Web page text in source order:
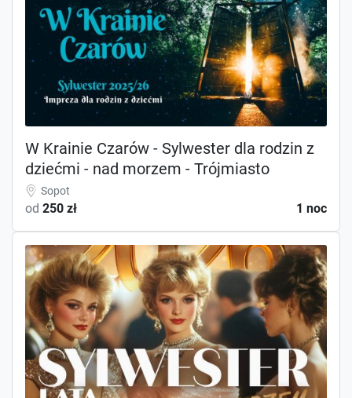
W Krainie Czarów - Sylwester dla rodzin z
dziećmi - nad morzem - Trójmiasto
Sopot
od 250 zł 1 noc